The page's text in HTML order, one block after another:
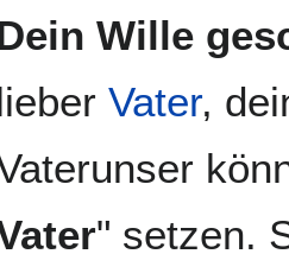
Navigation
Suche
Wille
Vater,
" setzen.